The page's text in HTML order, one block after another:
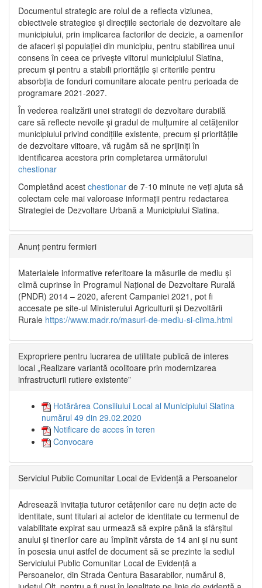
Documentul strategic are rolul de a reflecta viziunea,
obiectivele strategice și direcțiile sectoriale de dezvoltare ale
municipiului, prin implicarea factorilor de decizie, a oamenilor
de afaceri și populației din municipiu, pentru stabilirea unui
consens în ceea ce privește viitorul municipiului Slatina,
precum și pentru a stabili prioritățile și criteriile pentru
absorbția de fonduri comunitare alocate pentru perioada de
programare 2021-2027.
În vederea realizării unei strategii de dezvoltare durabilă
care să reflecte nevoile și gradul de mulțumire al cetățenilor
municipiului privind condițiile existente, precum și prioritățile
de dezvoltare viitoare, vă rugăm să ne sprijiniți în
identificarea acestora prin completarea următorului
chestionar
Completând acest chestionar de 7-10 minute ne veți ajuta să
colectam cele mai valoroase informații pentru redactarea
Strategiei de Dezvoltare Urbană a Municipiului Slatina.
Anunț pentru fermieri
Materialele informative referitoare la măsurile de mediu și
climă cuprinse în Programul Național de Dezvoltare Rurală
(PNDR) 2014 – 2020, aferent Campaniei 2021, pot fi
accesate pe site-ul Ministerului Agriculturii și Dezvoltării
Rurale https://www.madr.ro/masuri-de-mediu-si-clima.html
Expropriere pentru lucrarea de utilitate publică de interes
local „Realizare variantă ocolitoare prin modernizarea
infrastructurii rutiere existente”
Hotărârea Consiliului Local al Municipiului Slatina
numărul 49 din 29.02.2020
Notificare de acces în teren
Convocare
Serviciul Public Comunitar Local de Evidență a Persoanelor
Adresează invitația tuturor cetățenilor care nu dețin acte de
identitate, sunt titulari ai actelor de identitate cu termenul de
valabilitate expirat sau urmează să expire până la sfârșitul
anului și tinerilor care au împlinit vârsta de 14 ani și nu sunt
în posesia unui astfel de document să se prezinte la sediul
Serviciului Public Comunitar Local de Evidență a
Persoanelor, din Strada Centura Basarabilor, numărul 8,